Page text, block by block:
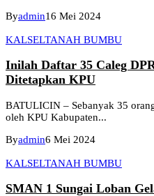
Byadmin16 Mei 2024
KALSELTANAH BUMBU
Inilah Daftar 35 Caleg
Ditetapkan KPU
BATULICIN – Sebanyak 35
oleh KPU Kabupaten...
Byadmin6 Mei 2024
KALSELTANAH BUMBU
SMAN 1 Sungai Loban